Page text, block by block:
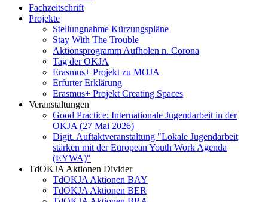
Fachzeitschrift
Projekte
Stellungnahme Kürzungspläne
Stay With The Trouble
Aktionsprogramm Aufholen n. Corona
Tag der OKJA
Erasmus+ Projekt zu MOJA
Erfurter Erklärung
Erasmus+ Projekt Creating Spaces
Veranstaltungen
Good Practice: Internationale Jugendarbeit in der
OKJA (27 Mai 2026)
Digit. Auftaktveranstaltung "Lokale Jugendarbeit
stärken mit der European Youth Work Agenda
(EYWA)"
TdOKJA Aktionen Divider
TdOKJA Aktionen BAY
TdOKJA Aktionen BER